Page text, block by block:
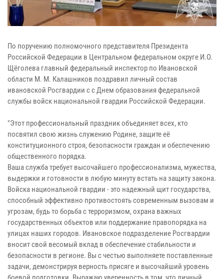
По поручению полномочного представителя Президента
Российской Федерации в Центральном федеральном округе И.О.
Щёголева главный федеральный инспектор по Ивановской
области М. М. Калашников поздравил личный состав
ивановской Росгвардии с с Днем образования федеральной
службы войск национальной гвардии Российской Федерации.
"Этот профессиональный праздник объединяет всех, кто
посвятил свою жизнь служению Родине, защите её
конституционного строя, безопасности граждан и обеспечению
общественного порядка.
Ваша служба требует высочайшего профессионализма, мужества,
выдержки и готовности в любую минуту встать на защиту закона.
Войска национальной гвардии - это надежный щит государства,
способный эффективно противостоять современным вызовам и
угрозам, будь то борьба с терроризмом, охрана важных
государственных объектов или поддержание правопорядка на
улицах наших городов. Ивановское подразделение Росгвардии
вносит свой весомый вклад в обеспечение стабильности и
безопасности в регионе. Вы с честью выполняете поставленные
задачи, демонстрируя верность присяге и высочайший уровень